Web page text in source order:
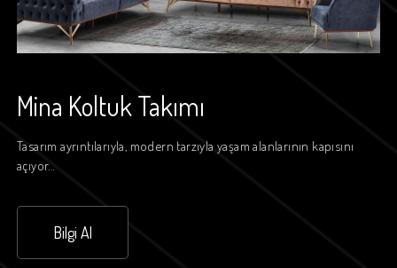
Mina Koltuk Takımı
Tasarım ayrıntılarıyla, modern tarzıyla yaşam alanlarının kapısını
açıyor…
Bilgi Al